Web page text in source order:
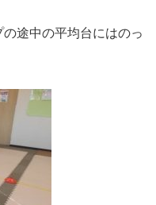
途中の平均台にはのっ